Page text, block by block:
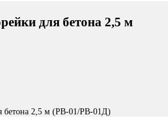
для бетона 2,5 м
бетона 2,5 м (РВ-01/РВ-01Д)